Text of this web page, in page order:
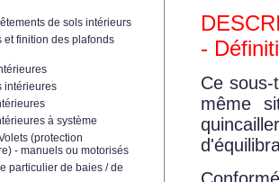
de sols intérieurs
et finition des plafonds
intérieures
à système
(protection
- manuels ou motorisés
particulier de baies / de
-
Ce
même